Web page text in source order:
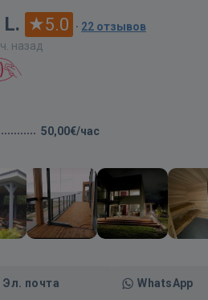
5.0 · 22 отзывов
назад
50,00€/час
Эл. почта WhatsApp